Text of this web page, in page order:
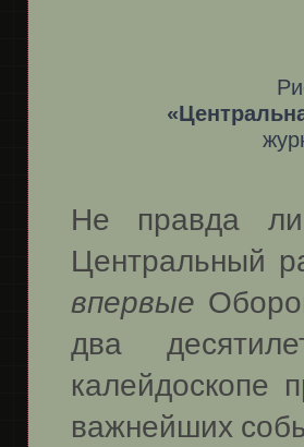
Не правда
Центральный
впервые
два
калейдоскопе
важнейших